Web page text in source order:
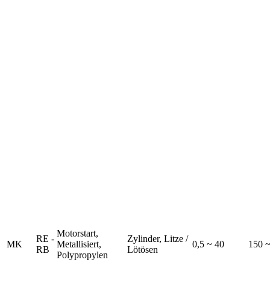
MK
RE -
RB
Motorstart,
Metallisiert,
Polypropylen
Zylinder, Litze /
Lötösen
0,5 ~ 40 150